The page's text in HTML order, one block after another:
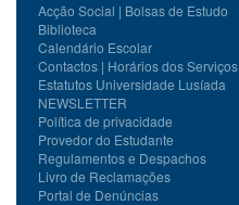
Acção Social | Bolsas de Estudo
Biblioteca
Calendário Escolar
Contactos | Horários dos Serviços
Estatutos Universidade Lusíada
NEWSLETTER
Política de privacidade
Provedor do Estudante
Regulamentos e Despachos
Livro de Reclamações
Portal de Denúncias